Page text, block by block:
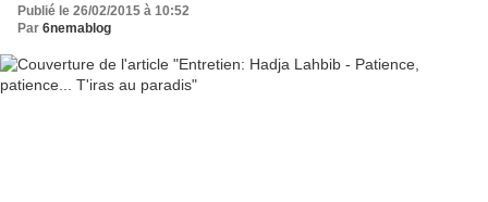
Publié le 26/02/2015 à 10:52
Par 6nemablog